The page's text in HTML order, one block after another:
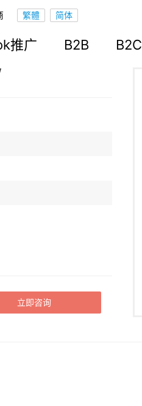
推广 B2B B2C
立即咨询